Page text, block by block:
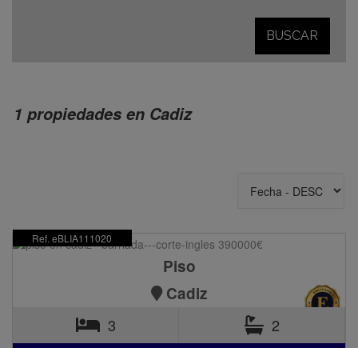
BUSCAR
1 propiedades en Cadiz
Ref. eBLIA111020
Piso
Cadiz
3 2